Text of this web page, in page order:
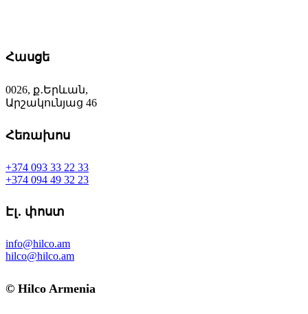
Հասցե
0026, ք․Երևան,
Արշակունյաց 46
Հեռախոս
+374 093 33 22 33
+374 094 49 32 23
Էլ․ փոստ
info@hilco.am
hilco@hilco.am
© Hilco Armenia